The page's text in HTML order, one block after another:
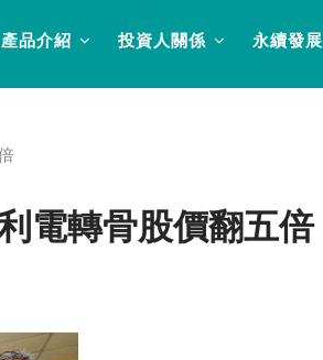
產品介紹 投資人關係 永續發展
電轉骨股價翻五倍